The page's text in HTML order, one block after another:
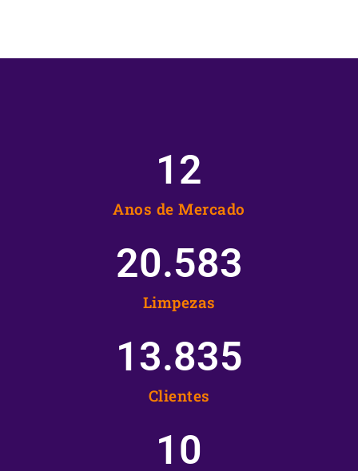
Anos de Mercado
12
Limpezas
20.583
Clientes
13.835
10